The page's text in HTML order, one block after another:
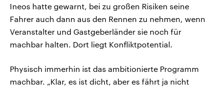
Ineos hatte gewarnt, bei zu großen Risiken seine
Fahrer auch dann aus den Rennen zu nehmen, wenn
Veranstalter und Gastgeberländer sie noch für
machbar halten. Dort liegt Konfliktpotential.
Physisch immerhin ist das ambitionierte Programm
machbar. „Klar, es ist dicht, aber es fährt ja nicht